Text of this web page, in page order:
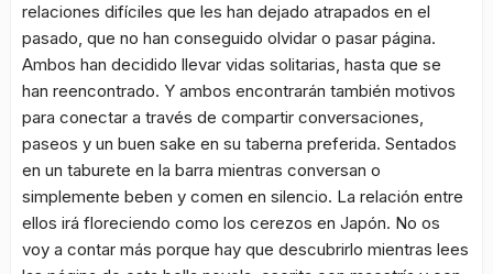
relaciones difíciles que les han dejado atrapados en el
pasado, que no han conseguido olvidar o pasar página.
Ambos han decidido llevar vidas solitarias, hasta que se
han reencontrado. Y ambos encontrarán también motivos
para conectar a través de compartir conversaciones,
paseos y un buen sake en su taberna preferida. Sentados
en un taburete en la barra mientras conversan o
simplemente beben y comen en silencio. La relación entre
ellos irá floreciendo como los cerezos en Japón. No os
voy a contar más porque hay que descubrirlo mientras lees